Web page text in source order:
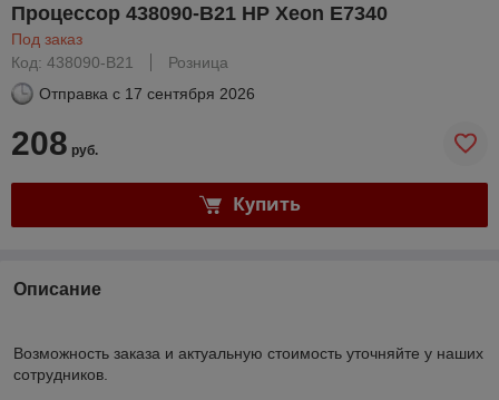
Процессор 438090-B21 HP Xeon E7340
Под заказ
Код: 438090-B21
Розница
Отправка с 17 сентября 2026
208 руб.
Купить
Описание
Возможность заказа и актуальную стоимость уточняйте у наших
сотрудников.